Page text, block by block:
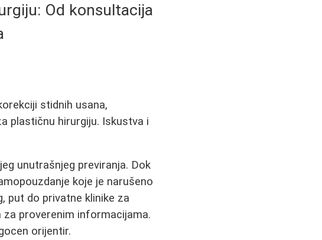
Od konsultacija
stidnih usana,
plastičnu hirurgiju. Iskustva i
unutrašnjeg previranja. Dok
koje je narušeno
put do privatne klinike za
proverenim informacijama.
orijentir.